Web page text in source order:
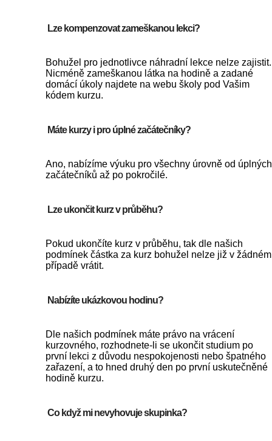
Lze kompenzovat zameškanou lekci?
Bohužel pro jednotlivce náhradní lekce nelze zajistit.
Nicméně zameškanou látka na hodině a zadané
domácí úkoly najdete na webu školy pod Vašim
kódem kurzu.
Máte kurzy i pro úplné začátečníky?
Ano, nabízíme výuku pro všechny úrovně od úplných
začátečníků až po pokročilé.
Lze ukončit kurz v průběhu?
Pokud ukončíte kurz v průběhu, tak dle našich
podmínek částka za kurz bohužel nelze již v žádném
případě vrátit.
Nabízíte ukázkovou hodinu?
Dle našich podmínek máte právo na vrácení
kurzovného, rozhodnete-li se ukončit studium po
první lekci z důvodu nespokojenosti nebo špatného
zařazení, a to hned druhý den po první uskutečněné
hodině kurzu.
Co když mi nevyhovuje skupinka?